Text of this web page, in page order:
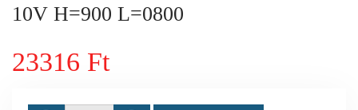
10V H=900 L=0800
23316 Ft